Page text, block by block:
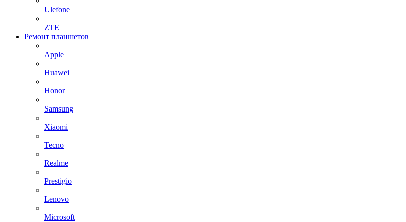
Ulefone
ZTE
Ремонт планшетов
Apple
Huawei
Honor
Samsung
Xiaomi
Tecno
Realme
Prestigio
Lenovo
Microsoft